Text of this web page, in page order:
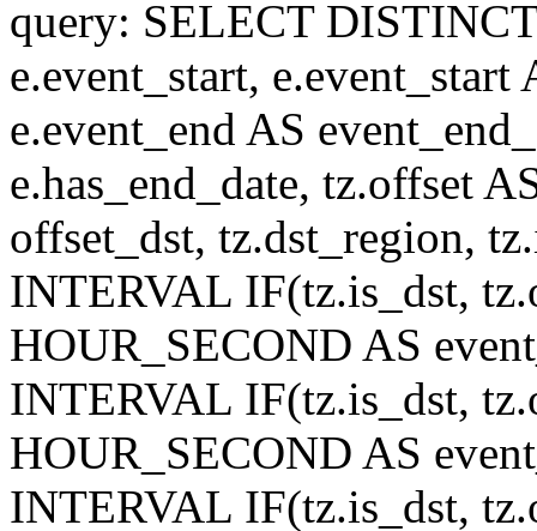
query: SELECT
e.event_start,
e.event_end AS
e.has_end_date, tz.offset
offset_dst, tz.dst_region,
INTERVAL IF(tz.is_dst,
HOUR_SECOND AS
INTERVAL IF(tz.is_dst,
HOUR_SECOND AS
INTERVAL IF(tz.is_dst,